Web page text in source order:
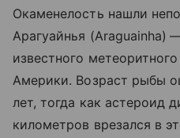
Окаменелость нашли
Арагуайнья (Araguainha)
известного
Америки. Возраст рыбы
лет, тогда как астероид
километров врезался в